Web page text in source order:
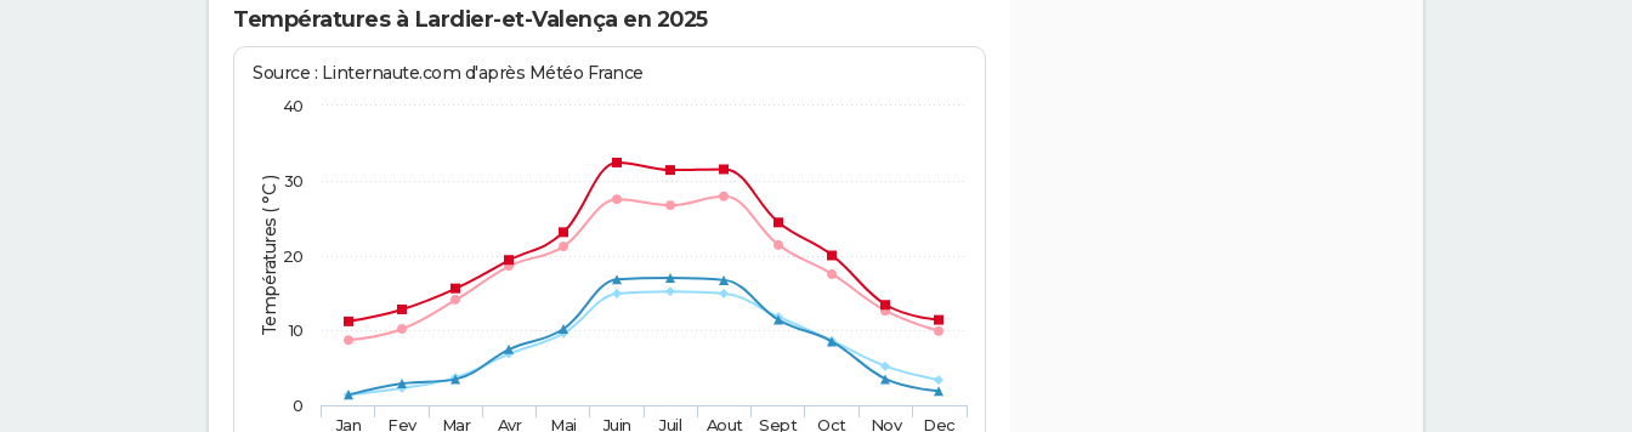
Températures à Lardier-et-Valença en 2025
Températures ( °C )
Source : Linternaute.com d'après Météo France
Jan Fev Mar Avr Mai Juin Juil Aout Sept Oct Nov Dec
0
10
20
30
40